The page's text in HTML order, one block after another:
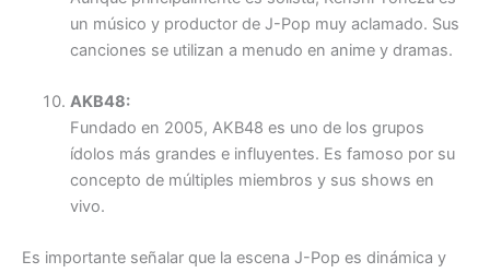
un músico y productor de J-Pop muy aclamado. Sus
canciones se utilizan a menudo en anime y dramas.
AKB48:
Fundado en 2005, AKB48 es uno de los grupos
ídolos más grandes e influyentes. Es famoso por su
concepto de múltiples miembros y sus shows en
vivo.
Es importante señalar que la escena J-Pop es dinámica y